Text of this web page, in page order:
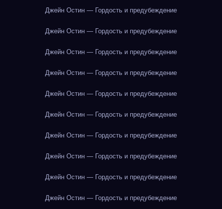
Джейн Остин — Гордость и предубеждение
Джейн Остин — Гордость и предубеждение
Джейн Остин — Гордость и предубеждение
Джейн Остин — Гордость и предубеждение
Джейн Остин — Гордость и предубеждение
Джейн Остин — Гордость и предубеждение
Джейн Остин — Гордость и предубеждение
Джейн Остин — Гордость и предубеждение
Джейн Остин — Гордость и предубеждение
Джейн Остин — Гордость и предубеждение